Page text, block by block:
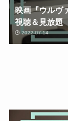
映画『ウルヴ
視聴＆見放題
2022-07-14